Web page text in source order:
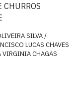
CHURROS
SILVA /
LUCAS CHAVES
VIRGINIA CHAGAS